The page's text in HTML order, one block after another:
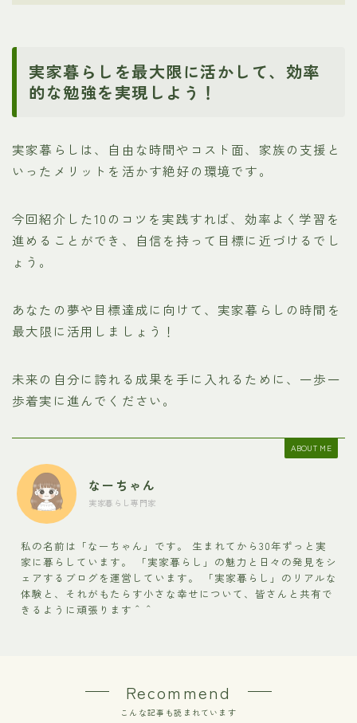
実家暮らしを最大限に活かして、効率
的な勉強を実現しよう！
実家暮らしは、自由な時間やコスト面、家族の支援と
いったメリットを活かす絶好の環境です。
今回紹介した10のコツを実践すれば、効率よく学習を
進めることができ、自信を持って目標に近づけるでし
ょう。
あなたの夢や目標達成に向けて、実家暮らしの時間を
最大限に活用しましょう！
未来の自分に誇れる成果を手に入れるために、一歩一
歩着実に進んでください。
ABOUT ME
なーちゃん
実家暮らし専門家
私の名前は「なーちゃん」です。 生まれてから30年ずっと実
家に暮らしています。 「実家暮らし」の魅力と日々の発見をシ
ェアするブログを運営しています。 「実家暮らし」のリアルな
体験と、それがもたらす小さな幸せについて、皆さんと共有で
きるように頑張ります＾＾
Recommend
こんな記事も読まれています